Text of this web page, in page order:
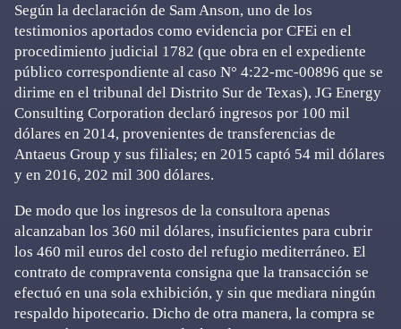
Según la declaración de Sam Anson, uno de los
testimonios aportados como evidencia por CFEi en el
procedimiento judicial 1782 (que obra en el expediente
público correspondiente al caso N° 4:22-mc-00896 que se
dirime en el tribunal del Distrito Sur de Texas), JG Energy
Consulting Corporation declaró ingresos por 100 mil
dólares en 2014, provenientes de transferencias de
Antaeus Group y sus filiales; en 2015 captó 54 mil dólares
y en 2016, 202 mil 300 dólares.
De modo que los ingresos de la consultora apenas
alcanzaban los 360 mil dólares, insuficientes para cubrir
los 460 mil euros del costo del refugio mediterráneo. El
contrato de compraventa consigna que la transacción se
efectuó en una sola exhibición, y sin que mediara ningún
respaldo hipotecario. Dicho de otra manera, la compra se